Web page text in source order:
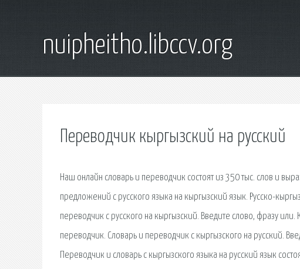
nuipheitho.libccv.org
Переводчик кыргызский на русский
Наш онлайн словарь и переводчик состоят из 350 тыс. слов и
предложений с русского языка на кыргызский язык. Русско-
переводчик с русского на кыргызский. Введите слово, фразу
переводчик. Словарь и переводчик с кыргызского на русский.
Переводчик и словарь с кыргызского языка на русский язык